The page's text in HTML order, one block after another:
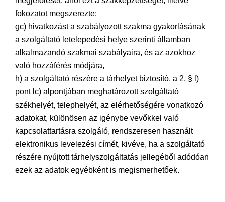
fokozatot megszerezte;
gc) hivatkozást a szabályozott szakma gyakorlásának
a szolgáltató letelepedési helye szerinti államban
alkalmazandó szakmai szabályaira, és az azokhoz
való hozzáférés módjára,
h) a szolgáltató részére a tárhelyet biztosító, a 2. § l)
pont lc) alpontjában meghatározott szolgáltató
székhelyét, telephelyét, az elérhetőségére vonatkozó
adatokat, különösen az igénybe vevőkkel való
kapcsolattartásra szolgáló, rendszeresen használt
elektronikus levelezési címét, kivéve, ha a szolgáltató
részére nyújtott tárhelyszolgáltatás jellegéből adódóan
ezek az adatok egyébként is megismerhetőek.